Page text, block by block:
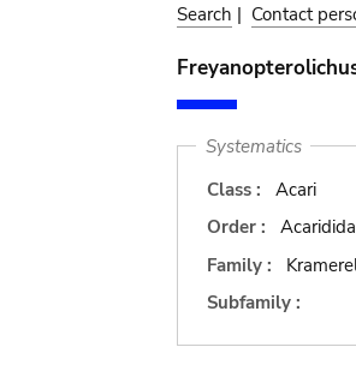
Search | Contact
Systematics
Class :
Acari
Order :
Acaridida
Family :
Subfamily :